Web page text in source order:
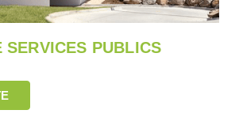
SERVICES PUBLICS